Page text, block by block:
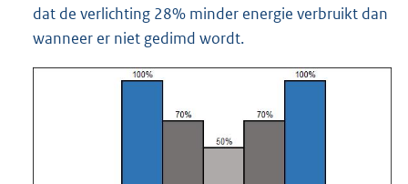
dat de verlichting 28% minder energie verbruikt dan
wanneer er niet gedimd wordt.